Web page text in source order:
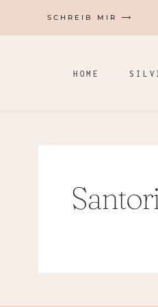
SCHREIB MIR ⟶
HOME